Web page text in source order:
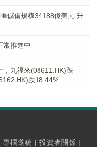
儲備規模34188億美元 升
常推進中
，九福來(08611.HK)跌
跌18.44%
專欄邀稿 | 投資者關係 |